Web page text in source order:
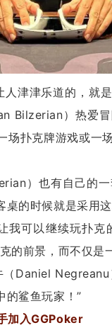
津津乐道的，就
Bilzerian）热爱
场扑克牌游戏或一
）也有自己的
的时候就是采用这
我可以继续玩扑克
的前景，而不仅是
（Daniel
的鲨鱼玩家！”
加入GGPoker